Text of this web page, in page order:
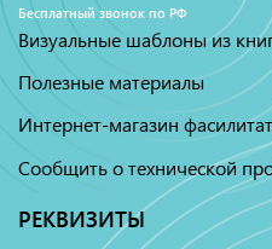
Бесплатный звонок по РФ
Визуальные шаблоны из
Полезные материалы
Интернет-магазин
Сообщить о технической
РЕКВИЗИТЫ